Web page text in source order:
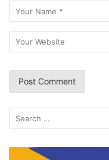
Search
for: